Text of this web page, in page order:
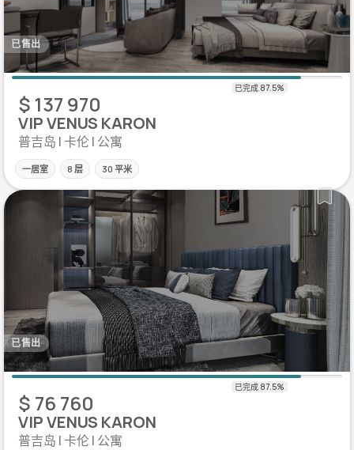
已售出
$ 137 970
VIP VENUS KARON
普吉岛 | 卡伦 | 公寓
一居室 8 层 30 平米
已售出
$ 76 760
VIP VENUS KARON
普吉岛 | 卡伦 | 公寓